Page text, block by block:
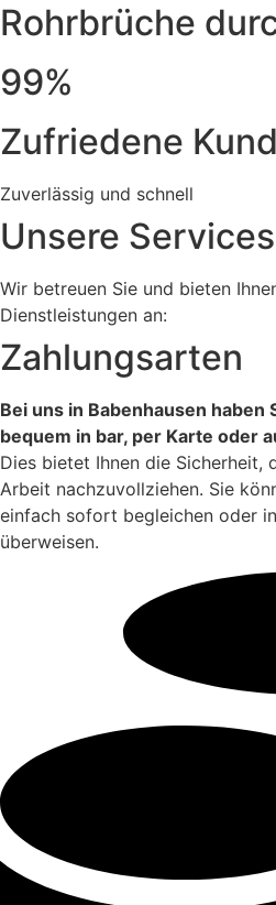
Rohrbrüche
99%
Zufriedene
Zuverlässig und schnell
Unsere Services
Wir betreuen Sie und bieten
Dienstleistungen an:
Zahlungsarten
Bei uns in Babenhausen haben
bequem in bar, per Karte oder
Dies bietet Ihnen die Sicherheit,
Arbeit nachzuvollziehen. Sie
einfach sofort begleichen oder
überweisen.